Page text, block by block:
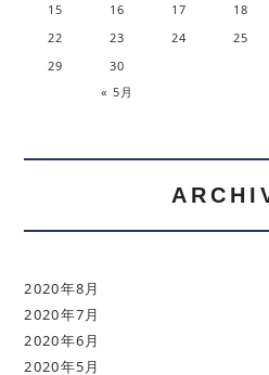
« 5月
15
16 17 18
22
23 24 25
29
30
2020年8月
2020年7月
2020年6月
2020年5月